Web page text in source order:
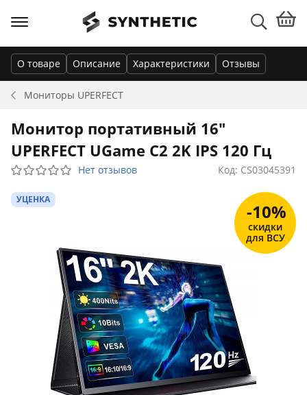
Мониторы UPERFECT
О товаре Описание Характеристики Отзывы
Монитор портативный 16"
UPERFECT UGame C2 2K IPS 120 Гц
Нет отзывов Код: CS03045391
УЦЕНКА
-10%
скидки
для ВСУ